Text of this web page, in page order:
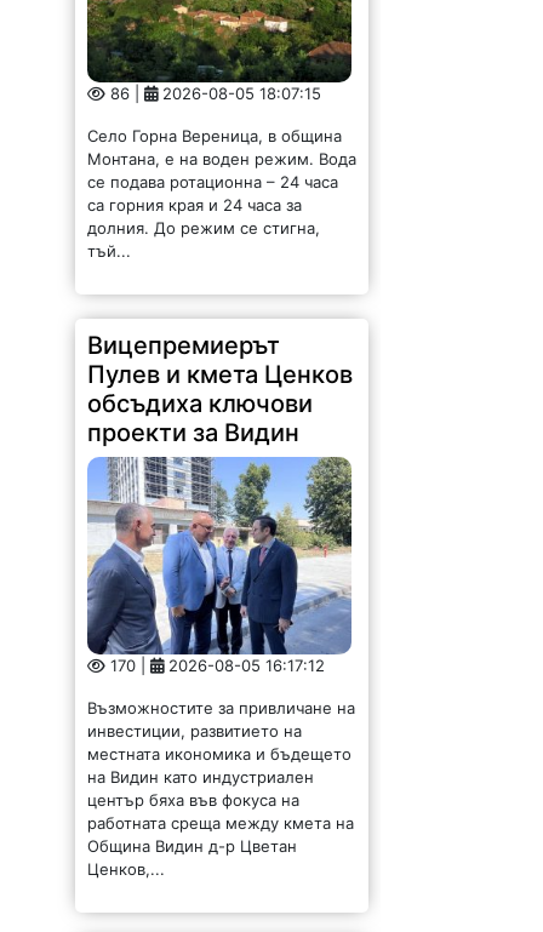
долния. До режим се стигна,
тъй...
Вицепремиерът
Пулев и кмета Ценков
обсъдиха ключови
проекти за Видин
170 | 2026-08-05 16:17:12
Възможностите за привличане на
инвестиции, развитието на
местната икономика и бъдещето
на Видин като индустриален
център бяха във фокуса на
работната среща между кмета на
Община Видин д-р Цветан
Ценков,...
Глобиха десетки
шофьори край Мездра